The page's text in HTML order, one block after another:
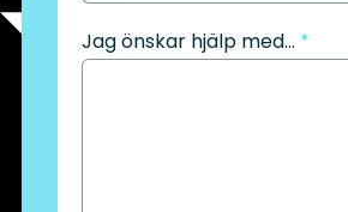
Jag önskar hjälp med... *